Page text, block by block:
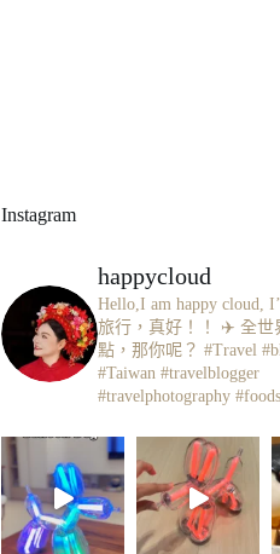
Instagram
happycloud
Hello,I am happy cloud,
旅行，真好！！ ✈️ 全世
點，那你呢？ #Travel
#Taiwan #travelblogger
#travelphotography